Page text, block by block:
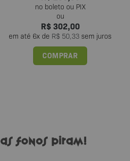
R$302,00
em até 6x de R$ 50,33 sem juros
COMPRAR
as fonos piram!